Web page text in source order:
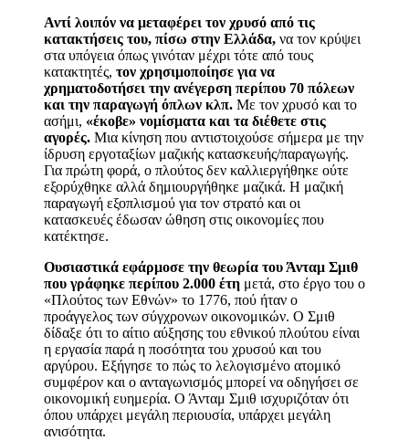
Αντί λοιπόν να μεταφέρει τον χρυσό από τις
κατακτήσεις του, πίσω στην Ελλάδα, να τον κρύψει
στα υπόγεια όπως γινόταν μέχρι τότε από τους
κατακτητές, τον χρησιμοποίησε για να
χρηματοδοτήσει την ανέγερση περίπου 70 πόλεων
και την παραγωγή όπλων κλπ. Με τον χρυσό και το
ασήμι, «έκοβε» νομίσματα και τα διέθετε στις
αγορές. Μια κίνηση που αντιστοιχούσε σήμερα με την
ίδρυση εργοταξίων μαζικής κατασκευής/παραγωγής.
Για πρώτη φορά, ο πλούτος δεν καλλιεργήθηκε ούτε
εξορύχθηκε αλλά δημιουργήθηκε μαζικά. Η μαζική
παραγωγή εξοπλισμού για τον στρατό και οι
κατασκευές έδωσαν ώθηση στις οικονομίες που
κατέκτησε.
Ουσιαστικά εφάρμοσε την θεωρία του Άνταμ Σμιθ
που γράφηκε περίπου 2.000 έτη μετά, στο έργο του ο
«Πλούτος των Εθνών» το 1776, πού ήταν ο
προάγγελος των σύγχρονων οικονομικών. Ο Σμιθ
δίδαξε ότι το αίτιο αύξησης του εθνικού πλούτου είναι
η εργασία παρά η ποσότητα του χρυσού και του
αργύρου. Εξήγησε το πώς το λελογισμένο ατομικό
συμφέρον και ο ανταγωνισμός μπορεί να οδηγήσει σε
οικονομική ευημερία. Ο Άνταμ Σμιθ ισχυριζόταν ότι
όπου υπάρχει μεγάλη περιουσία, υπάρχει μεγάλη
ανισότητα.